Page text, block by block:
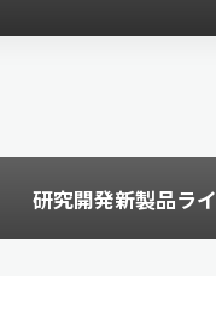
研究開発新製品ラ